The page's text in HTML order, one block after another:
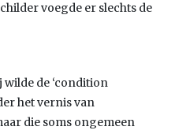
voegde er slechts de
de ‘condition
het vernis van
die soms ongemeen